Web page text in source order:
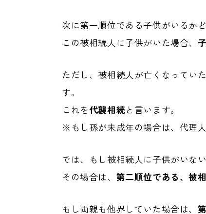
次に第一順位である子供がいるか
この被相続人に子供がいた場合、
ただし、被相続人が亡くなってい
す。
これを代襲相続と言います。
※もし孫が未成年の場合は、代理
では、もし被相続人に子供がいな
その場合は、 第二順位である、被
もし両親も他界していた場合は、